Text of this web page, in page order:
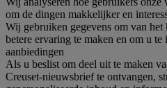
om de dingen makkelijker en
Wij gebruiken gegevens om van het
betere ervaring te maken en om u
aanbiedingen
Als u beslist om deel uit te maken
Creuset-nieuwsbrief te ontvangen,